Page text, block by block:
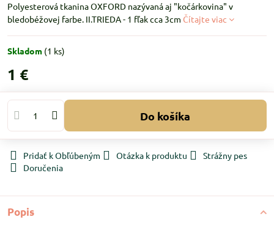
Polyesterová tkanina OXFORD nazývaná aj "kočárkovina" v
bledobéžovej farbe. II.TRIEDA - 1 fľak cca 3cm Čítajte viac
Skladom (1 ks)
1 €
Do košíka
Pridať k Obľúbeným Otázka k produktu
Strážny pes
Doručenia
Popis